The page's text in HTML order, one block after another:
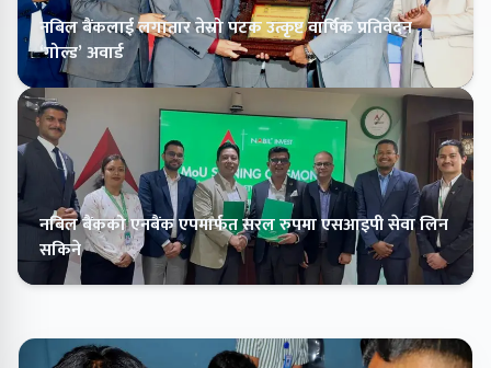
नबिल बैंकलाई लगातार तेस्रो पटक उत्कृष्ट वार्षिक प्रतिवेदन
‘गोल्ड’ अवार्ड
नबिल बैंकको एनबैंक एपमार्फत सरल रुपमा एसआइपी सेवा लिन
सकिने